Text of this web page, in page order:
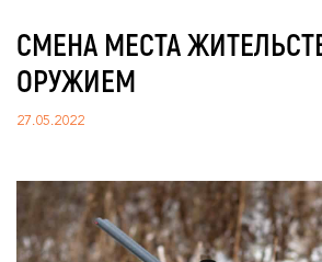
СМЕНА МЕСТА
ОРУЖИЕМ
27.05.2022